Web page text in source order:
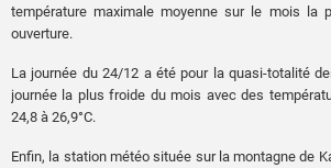
température maximale moyenne sur le mois la
ouverture.
La journée du 24/12 a été pour la quasi-totalité
journée la plus froide du mois avec des
24,8 à 26,9°C.
Enfin, la station météo située sur la montagne de